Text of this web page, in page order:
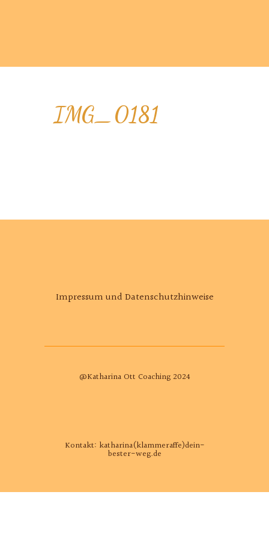
IMG_0181
Impressum und Datenschutzhinweise
@Katharina Ott Coaching 2024
Kontakt: katharina(klammeraffe)dein-
bester-weg.de